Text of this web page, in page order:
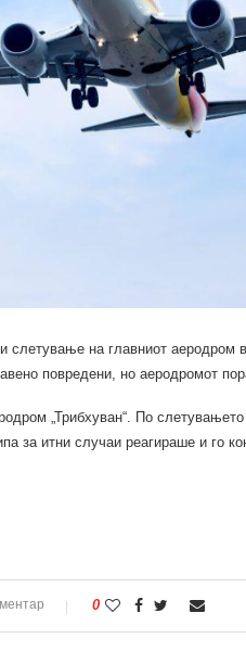
слетување на главниот
повредени, но аеродромот
„Трибхуван“. По слетувањето
за итни случаи реагираше и го
0